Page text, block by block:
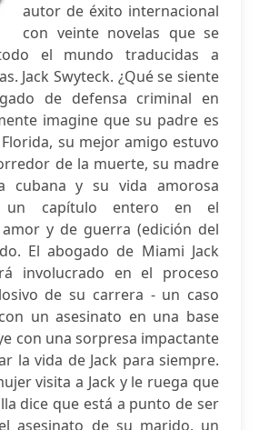
autor de éxito internacional
con veinte novelas que se
el mundo traducidas a
Jack Swyteck. ¿Qué se siente
de defensa criminal en
imagine que su padre es
su mejor amigo estuvo
de la muerte, su madre
cubana y su vida amorosa
un capítulo entero en el
y de guerra (edición del
El abogado de Miami Jack
involucrado en el proceso
de su carrera - un caso
un asesinato en una base
con una sorpresa impactante
la vida de Jack para siempre.
visita a Jack y le ruega que
dice que está a punto de ser
asesinato de su marido, un